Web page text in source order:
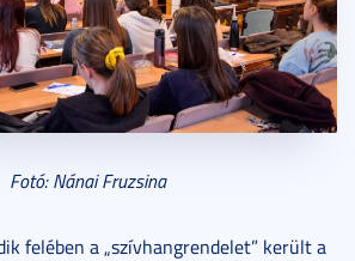
Fotó: Nánai Fruzsina
felében a „szívhangrendelet” került a